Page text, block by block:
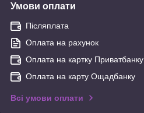
Умови оплати
Післяплата
Оплата на рахунок
Оплата на картку Приватбанку
Оплата на карту Ощадбанку
Всі умови оплати